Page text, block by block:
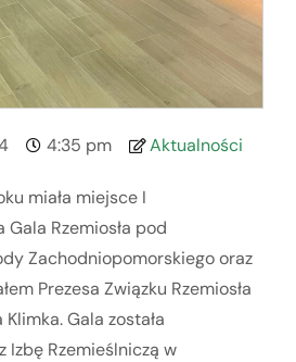
4:35 pm Aktualności
miała miejsce I
Rzemiosła pod
Zachodniopomorskiego oraz
Prezesa Związku Rzemiosła
Gala została
Izbę Rzemieślniczą w